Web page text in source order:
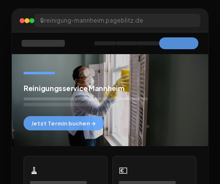
🔒reinigung-mannheim.pageblitz.de
Reinigungsservice Mannheim
Jetzt Termin buchen →
🧹 💶